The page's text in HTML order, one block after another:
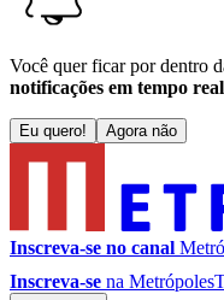
Você quer ficar por dentro
notificações em tempo
Eu quero! Agora não
Inscreva-se no canal
Inscreva-se na